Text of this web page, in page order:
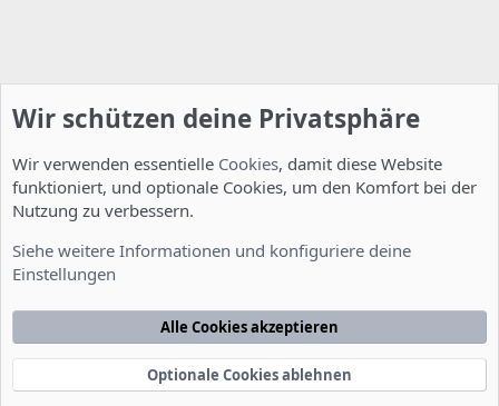
Nutzungsbedingungen Datenschutzerklärung
Startseite
Community platform by XenForo® © 2010-2022 XenForo Ltd.
xenDach©2010-2014
Wir schützen deine Privatsphäre
Wir verwenden essentielle Cookies, damit diese Website
funktioniert, und optionale Cookies, um den Komfort bei der
Nutzung zu verbessern.
Siehe weitere Informationen und konfiguriere deine
Einstellungen
Alle Cookies akzeptieren
Optionale Cookies ablehnen